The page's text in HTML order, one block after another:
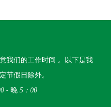
我们的工作时间 。以下是我
节假日除外。
- 晚 5：00